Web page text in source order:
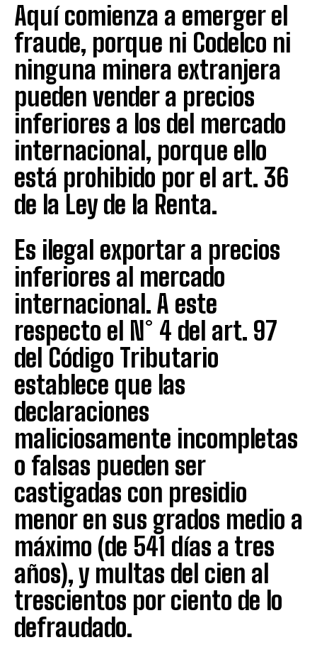
Aquí comienza a emerger el
fraude, porque ni Codelco ni
ninguna minera extranjera
pueden vender a precios
inferiores a los del mercado
internacional, porque ello
está prohibido por el art. 36
de la Ley de la Renta.
Es ilegal exportar a precios
inferiores al mercado
internacional. A este
respecto el N° 4 del art. 97
del Código Tributario
establece que las
declaraciones
maliciosamente incompletas
o falsas pueden ser
castigadas con presidio
menor en sus grados medio a
máximo (de 541 días a tres
años), y multas del cien al
trescientos por ciento de lo
defraudado.